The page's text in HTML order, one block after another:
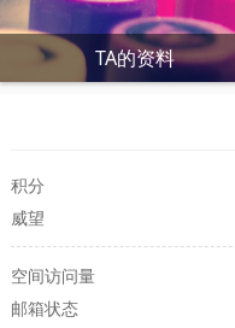
TA的资料
积分
威望
空间访问量
邮箱状态